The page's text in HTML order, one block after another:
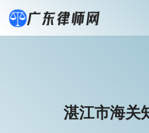
湛江市海关